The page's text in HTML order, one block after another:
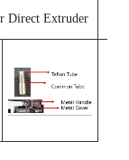
Direct Extruder